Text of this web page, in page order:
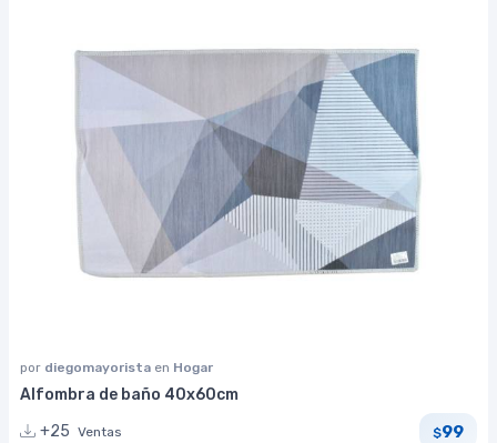
por diegomayorista en Hogar
Alfombra de baño 40x60cm
+25 Ventas $99